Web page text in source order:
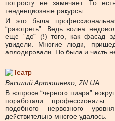
попросту не замечает. То
тенденциозные ракурсы.
И это была
“разогреть”. Ведь волна
еще “до” (!) того, как фасад
увидели. Многие люди,
аплодировали. Но была и часть
Василий Артюшенко, ZN.UA
В вопросе “черного пиара”
поработали
подобного нервозного
действительно многое удалось.